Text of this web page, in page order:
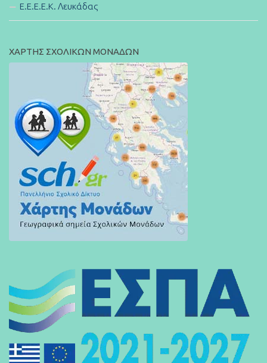
E.E.E.E.K. Λευκάδας
ΧΑΡΤΗΣ ΣΧΟΛΙΚΩΝ ΜΟΝΑΔΩΝ